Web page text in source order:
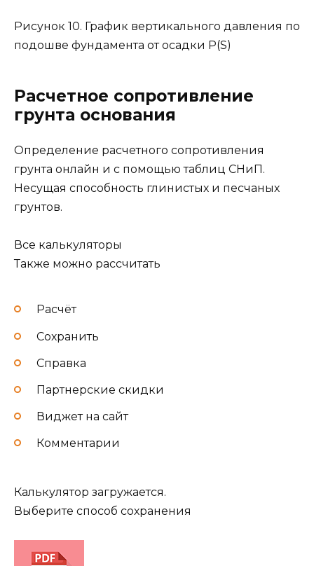
Рисунок 10. График вертикального давления по
подошве фундамента от осадки P(S)
Расчетное сопротивление
грунта основания
Определение расчетного сопротивления
грунта онлайн и с помощью таблиц СНиП.
Несущая способность глинистых и песчаных
грунтов.
Все калькуляторы
Также можно рассчитать
Расчёт
Сохранить
Справка
Партнерские скидки
Виджет на сайт
Комментарии
Калькулятор загружается.
Выберите способ сохранения